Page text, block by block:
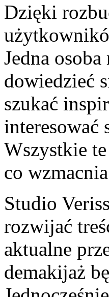
Dzięki
Jedna
dowiedzieć
szukać
interesować
Wszystkie
co
Studio
rozwijać
aktualne
demakijaż